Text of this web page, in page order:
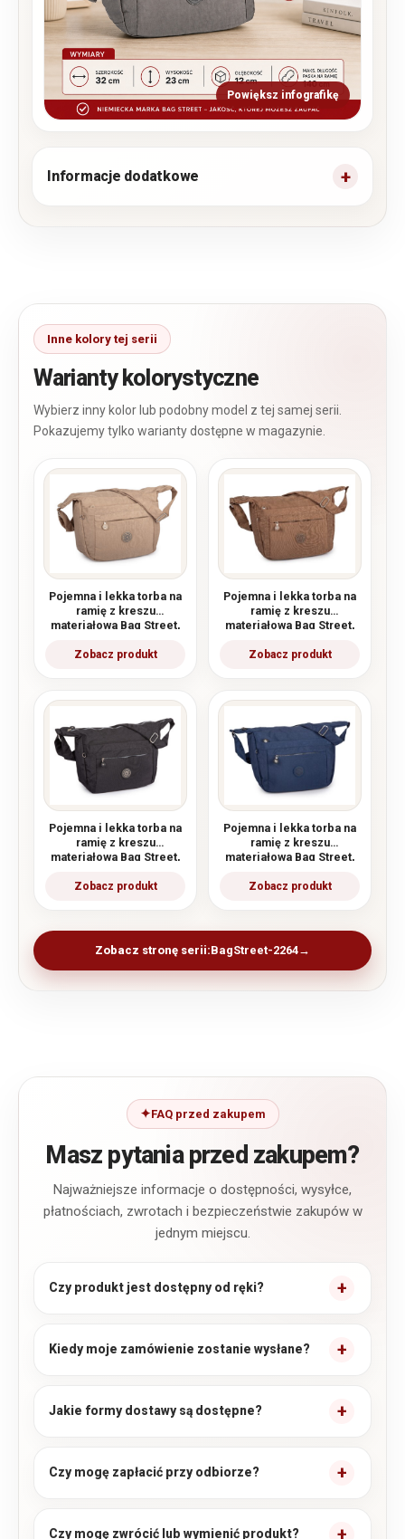
Powiększ infografikę
Informacje dodatkowe
Warianty kolorystyczne
Pojemna i lekka torba na
ramię z kreszu
materiałowa Bag Street,
Pojemna i lekka torba na
ramię z kreszu
materiałowa Bag Street,
Pojemna i lekka torba na
ramię z kreszu
materiałowa Bag Street,
Pojemna i lekka torba na
ramię z kreszu
materiałowa Bag Street,
Zobacz stronę serii:BagStreet-2264
FAQ przed zakupem
Masz pytania przed zakupem?
Najważniejsze informacje o dostępności, wysyłce,
płatnościach, zwrotach i bezpieczeństwie zakupów w
jednym miejscu.
Czy produkt jest dostępny od ręki?
Kiedy moje zamówienie zostanie wysłane?
Jakie formy dostawy są dostępne?
Czy mogę zapłacić przy odbiorze?
Czy mogę zwrócić lub wymienić produkt?